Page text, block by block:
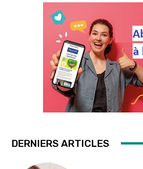
DERNIERS ARTICLES